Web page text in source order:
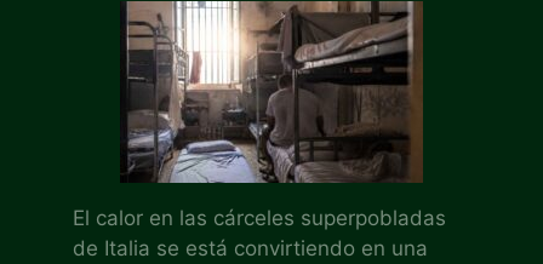
El calor en las cárceles superpobladas
de Italia se está convirtiendo en una